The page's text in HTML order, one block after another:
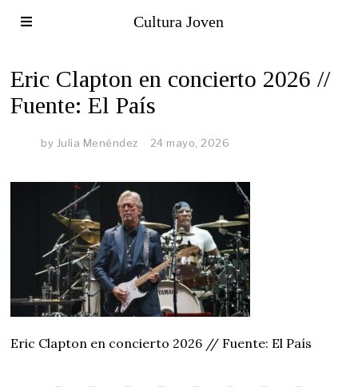
Cultura Joven
Eric Clapton en concierto 2026 //
Fuente: El País
by Julia Menéndez 24 mayo, 2026
Eric Clapton en concierto 2026 // Fuente: El País